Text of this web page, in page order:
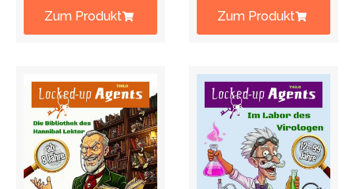
Zum Produkt Zum Produkt